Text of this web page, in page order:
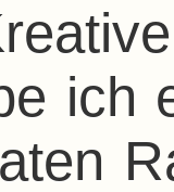
ich